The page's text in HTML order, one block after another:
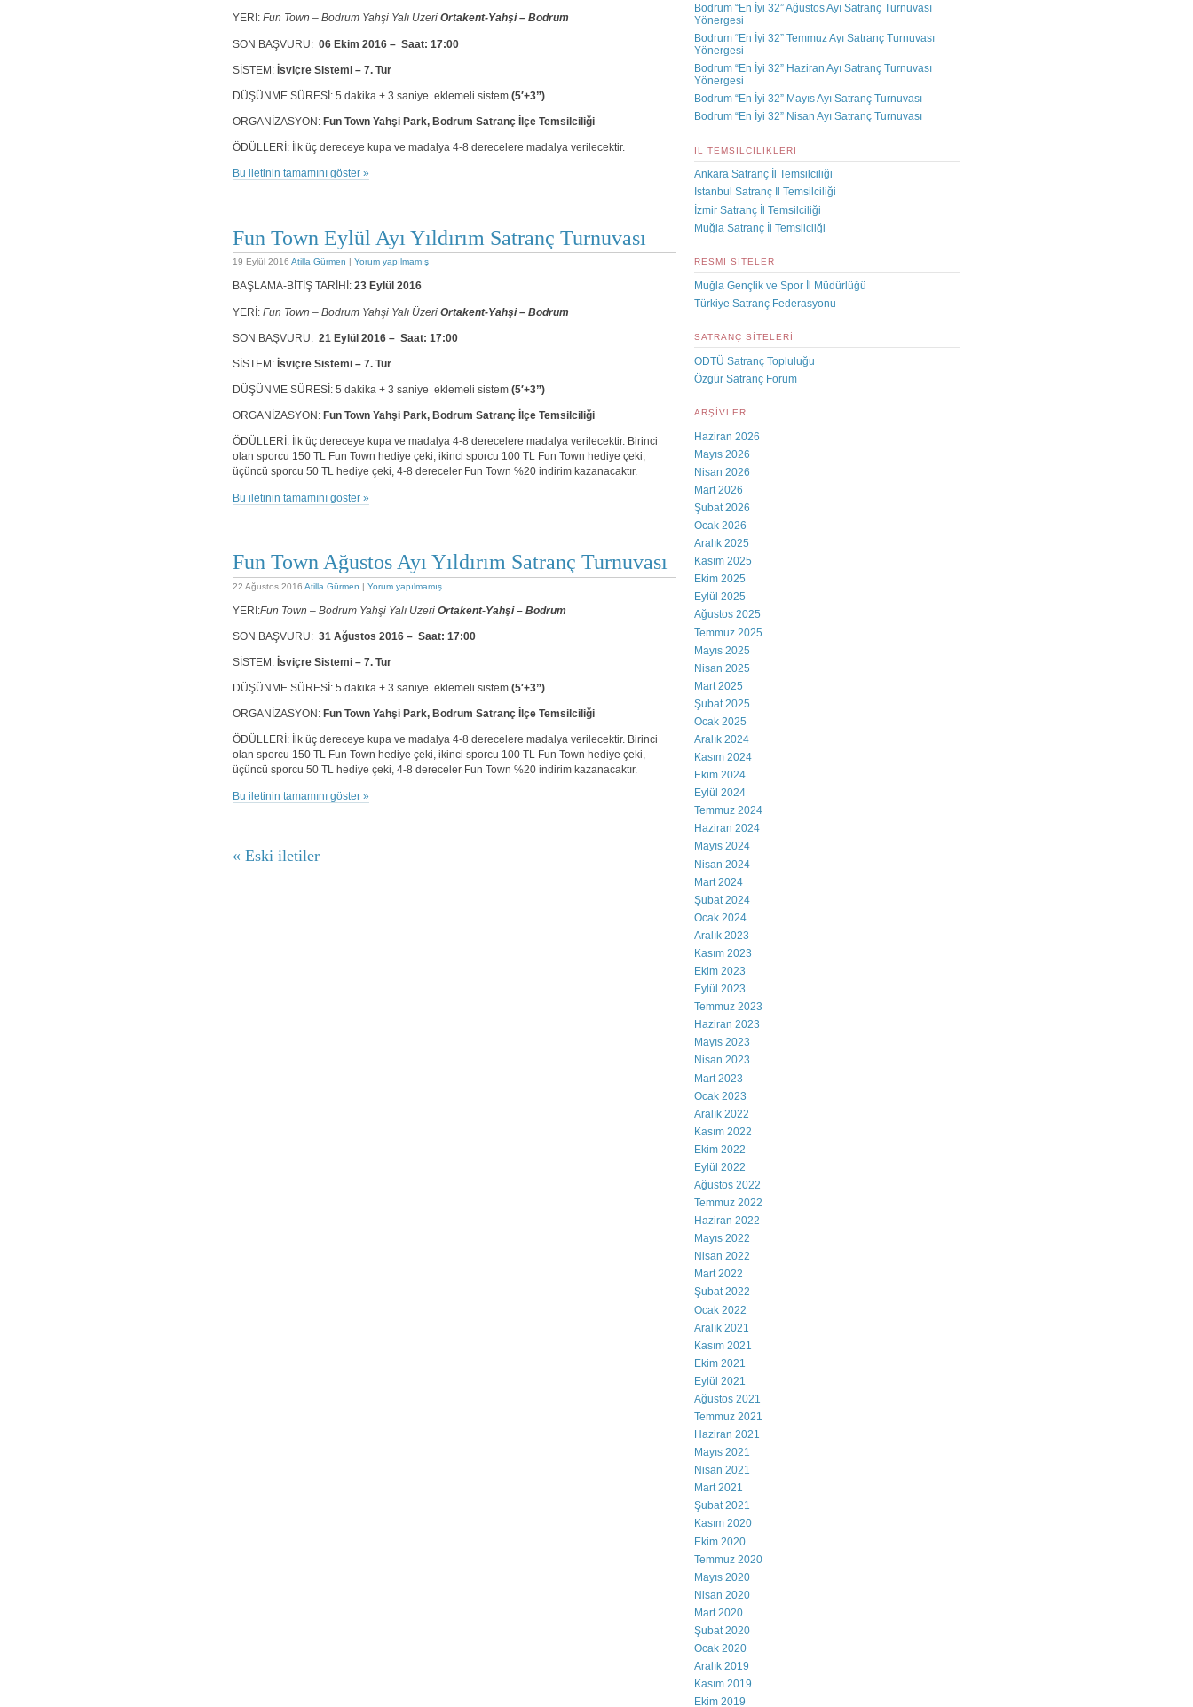
YERİ: Fun Town – Bodrum Yahşi Yalı Üzeri Ortakent-Yahşi – Bodrum
SON BAŞVURU: 06 Ekim 2016 – Saat: 17:00
SİSTEM: İsviçre Sistemi – 7. Tur
DÜŞÜNME SÜRESİ: 5 dakika + 3 saniye eklemeli sistem (5′+3”)
ORGANİZASYON: Fun Town Yahşi Park, Bodrum Satranç İlçe Temsilciliği
ÖDÜLLERİ: İlk üç dereceye kupa ve madalya 4-8 derecelere madalya verilecektir.
Bu iletinin tamamını göster »
Fun Town Eylül Ayı Yıldırım Satranç Turnuvası
19 Eylül 2016 Atilla Gürmen | Yorum yapılmamış
BAŞLAMA-BİTİŞ TARİHİ: 23 Eylül 2016
YERİ: Fun Town – Bodrum Yahşi Yalı Üzeri Ortakent-Yahşi – Bodrum
SON BAŞVURU: 21 Eylül 2016 – Saat: 17:00
SİSTEM: İsviçre Sistemi – 7. Tur
DÜŞÜNME SÜRESİ: 5 dakika + 3 saniye eklemeli sistem (5′+3”)
ORGANİZASYON: Fun Town Yahşi Park, Bodrum Satranç İlçe Temsilciliği
ÖDÜLLERİ: İlk üç dereceye kupa ve madalya 4-8 derecelere madalya verilecektir. Birinci
olan sporcu 150 TL Fun Town hediye çeki, ikinci sporcu 100 TL Fun Town hediye çeki,
üçüncü sporcu 50 TL hediye çeki, 4-8 dereceler Fun Town %20 indirim kazanacaktır.
Bu iletinin tamamını göster »
Fun Town Ağustos Ayı Yıldırım Satranç Turnuvası
22 Ağustos 2016 Atilla Gürmen | Yorum yapılmamış
YERİ:Fun Town – Bodrum Yahşi Yalı Üzeri Ortakent-Yahşi – Bodrum
SON BAŞVURU: 31 Ağustos 2016 – Saat: 17:00
SİSTEM: İsviçre Sistemi – 7. Tur
DÜŞÜNME SÜRESİ: 5 dakika + 3 saniye eklemeli sistem (5′+3”)
ORGANİZASYON: Fun Town Yahşi Park, Bodrum Satranç İlçe Temsilciliği
ÖDÜLLERİ: İlk üç dereceye kupa ve madalya 4-8 derecelere madalya verilecektir. Birinci
olan sporcu 150 TL Fun Town hediye çeki, ikinci sporcu 100 TL Fun Town hediye çeki,
üçüncü sporcu 50 TL hediye çeki, 4-8 dereceler Fun Town %20 indirim kazanacaktır.
Bu iletinin tamamını göster »
« Eski iletiler
Bodrum “En İyi 32” Ağustos Ayı Satranç Turnuvası
Yönergesi
Bodrum “En İyi 32” Temmuz Ayı Satranç Turnuvası
Yönergesi
Bodrum “En İyi 32” Haziran Ayı Satranç Turnuvası
Yönergesi
Bodrum “En İyi 32” Mayıs Ayı Satranç Turnuvası
Bodrum “En İyi 32” Nisan Ayı Satranç Turnuvası
İL TEMSILCILIKLERI
Ankara Satranç İl Temsilciliği
İstanbul Satranç İl Temsilciliği
İzmir Satranç İl Temsilciliği
Muğla Satranç İl Temsilcilği
RESMI SITELER
Muğla Gençlik ve Spor İl Müdürlüğü
Türkiye Satranç Federasyonu
SATRANÇ SITELERI
ODTÜ Satranç Topluluğu
Özgür Satranç Forum
ARŞIVLER
Haziran 2026
Mayıs 2026
Nisan 2026
Mart 2026
Şubat 2026
Ocak 2026
Aralık 2025
Kasım 2025
Ekim 2025
Eylül 2025
Ağustos 2025
Temmuz 2025
Mayıs 2025
Nisan 2025
Mart 2025
Şubat 2025
Ocak 2025
Aralık 2024
Kasım 2024
Ekim 2024
Eylül 2024
Temmuz 2024
Haziran 2024
Mayıs 2024
Nisan 2024
Mart 2024
Şubat 2024
Ocak 2024
Aralık 2023
Kasım 2023
Ekim 2023
Eylül 2023
Temmuz 2023
Haziran 2023
Mayıs 2023
Nisan 2023
Mart 2023
Ocak 2023
Aralık 2022
Kasım 2022
Ekim 2022
Eylül 2022
Ağustos 2022
Temmuz 2022
Haziran 2022
Mayıs 2022
Nisan 2022
Mart 2022
Şubat 2022
Ocak 2022
Aralık 2021
Kasım 2021
Ekim 2021
Eylül 2021
Ağustos 2021
Temmuz 2021
Haziran 2021
Mayıs 2021
Nisan 2021
Mart 2021
Şubat 2021
Kasım 2020
Ekim 2020
Temmuz 2020
Mayıs 2020
Nisan 2020
Mart 2020
Şubat 2020
Ocak 2020
Aralık 2019
Kasım 2019
Ekim 2019